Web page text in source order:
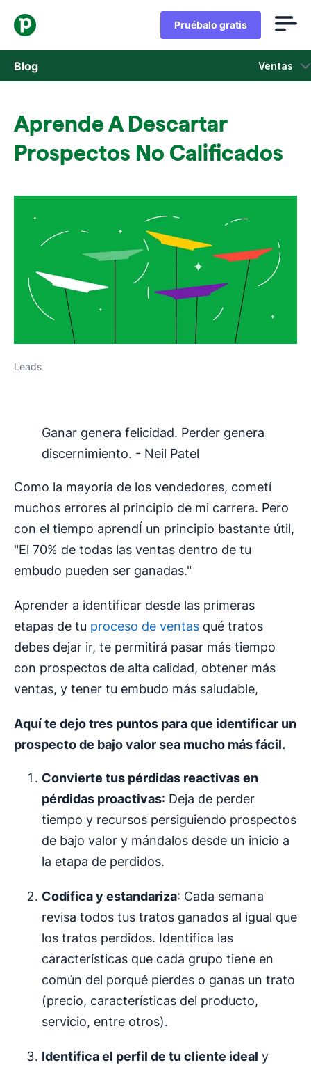
Pruébalo gratis
Blog Ventas
Marketing
Aprende A Descartar
Prospectos No Calificados
Leads
Ganar genera felicidad. Perder genera
discernimiento. - Neil Patel
Como la mayoría de los vendedores, cometí
muchos errores al principio de mi carrera. Pero
con el tiempo aprendÍ un principio bastante útil,
"El 70% de todas las ventas dentro de tu
embudo pueden ser ganadas."
Aprender a identificar desde las primeras
etapas de tu proceso de ventas qué tratos
debes dejar ir, te permitirá pasar más tiempo
con prospectos de alta calidad, obtener más
ventas, y tener tu embudo más saludable,
Aquí te dejo tres puntos para que identificar un
prospecto de bajo valor sea mucho más fácil.
Convierte tus pérdidas reactivas en
pérdidas proactivas: Deja de perder
tiempo y recursos persiguiendo prospectos
de bajo valor y mándalos desde un inicio a
la etapa de perdidos.
Codifica y estandariza: Cada semana
revisa todos tus tratos ganados al igual que
los tratos perdidos. Identifica las
características que cada grupo tiene en
común del porqué pierdes o ganas un trato
(precio, características del producto,
servicio, entre otros).
Identifica el perfil de tu cliente ideal y